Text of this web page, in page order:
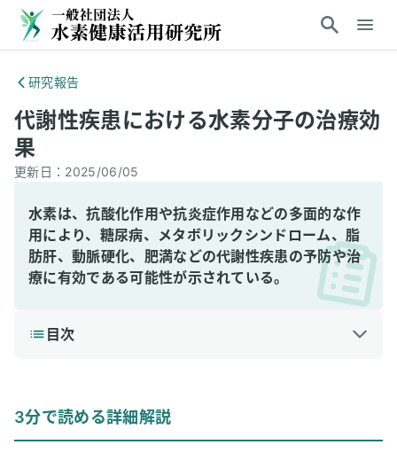
研究報告
代謝性疾患における水素分子の治療効
果
更新日： 2025/06/05
水素は、抗酸化作用や抗炎症作用などの多面的な作
用により、糖尿病、メタボリックシンドローム、脂
肪肝、動脈硬化、肥満などの代謝性疾患の予防や治
療に有効である可能性が示されている。
目次
3分で読める詳細解説